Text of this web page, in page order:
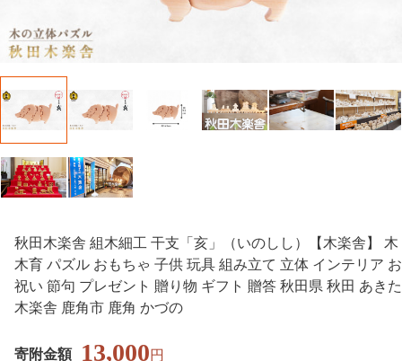
秋田木楽舎 組木細工 干支「亥」（いのしし）【木楽舎】 木
木育 パズル おもちゃ 子供 玩具 組み立て 立体 インテリア お
祝い 節句 プレゼント 贈り物 ギフト 贈答 秋田県 秋田 あきた
木楽舎 鹿角市 鹿角 かづの
寄附金額 13,000円